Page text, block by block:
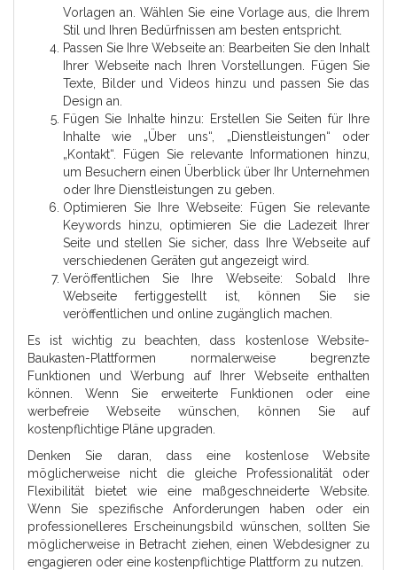
Vorlagen an. Wählen Sie eine Vorlage aus, die Ihrem
Stil und Ihren Bedürfnissen am besten entspricht.
Passen Sie Ihre Webseite an: Bearbeiten Sie den Inhalt
Ihrer Webseite nach Ihren Vorstellungen. Fügen Sie
Texte, Bilder und Videos hinzu und passen Sie das
Design an.
Fügen Sie Inhalte hinzu: Erstellen Sie Seiten für Ihre
Inhalte wie „Über uns“, „Dienstleistungen“ oder
„Kontakt“. Fügen Sie relevante Informationen hinzu,
um Besuchern einen Überblick über Ihr Unternehmen
oder Ihre Dienstleistungen zu geben.
Optimieren Sie Ihre Webseite: Fügen Sie relevante
Keywords hinzu, optimieren Sie die Ladezeit Ihrer
Seite und stellen Sie sicher, dass Ihre Webseite auf
verschiedenen Geräten gut angezeigt wird.
Veröffentlichen Sie Ihre Webseite: Sobald Ihre
Webseite fertiggestellt ist, können Sie sie
veröffentlichen und online zugänglich machen.
Es ist wichtig zu beachten, dass kostenlose Website-
Baukasten-Plattformen normalerweise begrenzte
Funktionen und Werbung auf Ihrer Webseite enthalten
können. Wenn Sie erweiterte Funktionen oder eine
werbefreie Webseite wünschen, können Sie auf
kostenpflichtige Pläne upgraden.
Denken Sie daran, dass eine kostenlose Website
möglicherweise nicht die gleiche Professionalität oder
Flexibilität bietet wie eine maßgeschneiderte Website.
Wenn Sie spezifische Anforderungen haben oder ein
professionelleres Erscheinungsbild wünschen, sollten Sie
möglicherweise in Betracht ziehen, einen Webdesigner zu
engagieren oder eine kostenpflichtige Plattform zu nutzen.